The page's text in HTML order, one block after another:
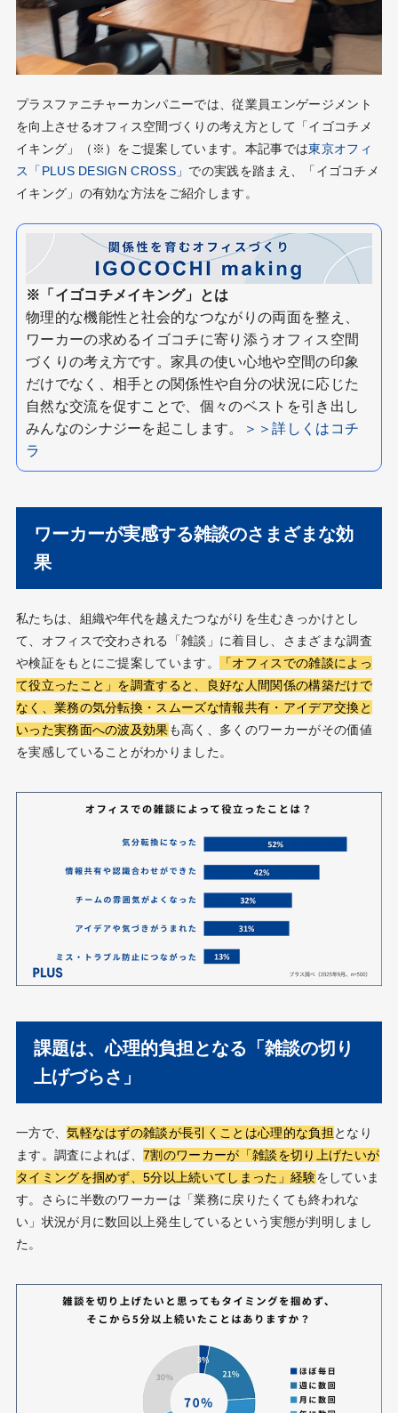
プラスファニチャーカンパニーでは、従業員エンゲージメント
を向上させるオフィス空間づくりの考え方として「イゴコチメ
イキング」（※）をご提案しています。本記事では東京オフィ
ス「PLUS DESIGN CROSS」 での実践を踏まえ、「イゴコチメ
イキング」の有効な方法をご紹介します。
※「イゴコチメイキング」とは
物理的な機能性と社会的なつながりの両面を整え、
ワーカーの求めるイゴコチに寄り添うオフィス空間
づくりの考え方です。家具の使い心地や空間の印象
だけでなく、相手との関係性や自分の状況に応じた
自然な交流を促すことで、個々のベストを引き出し
みんなのシナジーを起こします。
＞＞詳しくはコチ
ラ
ワーカーが実感する雑談のさまざまな効
果
私たちは、組織や年代を越えたつながりを生むきっかけとし
て、オフィスで交わされる「雑談」に着目し、さまざまな調査
や検証をもとにご提案しています。
「オフィスでの雑談によっ
て役立ったこと」を調査すると、良好な人間関係の構築だけで
なく、業務の気分転換・スムーズな情報共有・アイデア交換と
いった実務面への波及効果も高く、多くのワーカーがその価値
を実感していることがわかりました。
課題は、心理的負担となる「雑談の切り
上げづらさ」
一方で、気軽なはずの雑談が長引くことは心理的な負担 となり
ます。調査によれば、7割のワーカーが「雑談を切り上げたいが
タイミングを掴めず、5分以上続いてしまった」経験をしていま
す。さらに半数のワーカーは「業務に戻りたくても終われな
い」状況が月に数回以上発生しているという実態が判明しまし
た。